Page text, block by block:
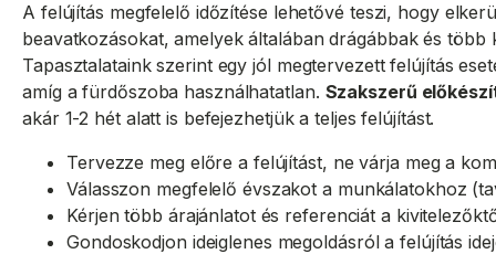
A felújítás megfelelő időzítése lehetővé teszi, hogy
beavatkozásokat, amelyek általában drágábbak és több
Tapasztalataink szerint egy jól megtervezett felújítás
amíg a fürdőszoba használhatatlan. Szakszerű
akár 1-2 hét alatt is befejezhetjük a teljes felújítást.
Tervezze meg előre a felújítást, ne várja meg a
Válasszon megfelelő évszakot a munkálatokhoz
Kérjen több árajánlatot és referenciát a
Gondoskodjon ideiglenes megoldásról a felújítás